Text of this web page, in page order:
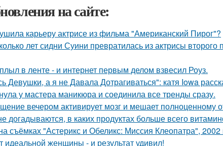
на сайте:
карьеру актрисе из фильма "Американский Пирог"?
лет сидни Суини превратилась из актрисы
в ленте - и интернет первым делом взвесил Роуз.
а я не Давала Дотрагиваться": катя Iowa
у мастера маникюра и соединила все тренды сразу.
вечером активирует мозг и мешает полноценному
догадываются, в каких продуктах больше всего
съёмках "Астерикс и Обеликс: Миссия Клеопатра", 2002
идеальной женщины - и результат удивил!